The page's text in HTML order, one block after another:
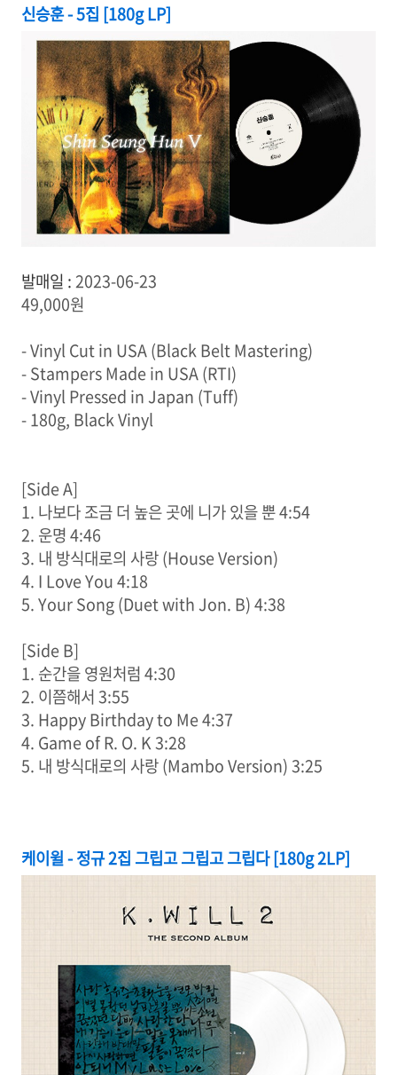
신승훈 - 5집 [180g LP]
발매일 :2023-06-23
49,000원
- Vinyl Cut in USA (Black Belt Mastering)
- Stampers Made in USA (RTI)
- Vinyl Pressed in Japan (Tuff)
- 180g, Black Vinyl
[Side A]
1. 나보다 조금 더 높은 곳에 니가 있을 뿐 4:54
2. 운명 4:46
3. 내 방식대로의 사랑 (House Version)
4. I Love You 4:18
5. Your Song (Duet with Jon. B) 4:38
[Side B]
1. 순간을 영원처럼 4:30
2. 이쯤해서 3:55
3. Happy Birthday to Me 4:37
4. Game of R. O. K 3:28
5. 내 방식대로의 사랑 (Mambo Version) 3:25
케이윌 - 정규 2집 그립고 그립고 그립다 [180g 2LP]